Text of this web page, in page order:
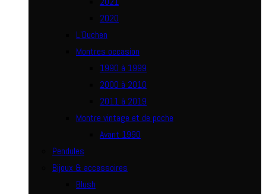
2020
L’Duchen
Montres occasion
1990 à 1999
2000 à 2010
2011 à 2019
Montre vintage et de poche
Avant 1990
Pendules
Bijoux & accessoires
Blush